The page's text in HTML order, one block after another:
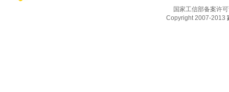
国家工信部备案许
Copyright 2007-2013